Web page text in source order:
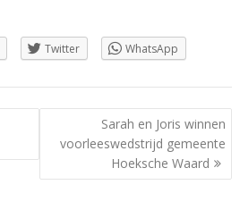
Twitter WhatsApp
Sarah en Joris winnen
voorleeswedstrijd gemeente
Hoeksche Waard